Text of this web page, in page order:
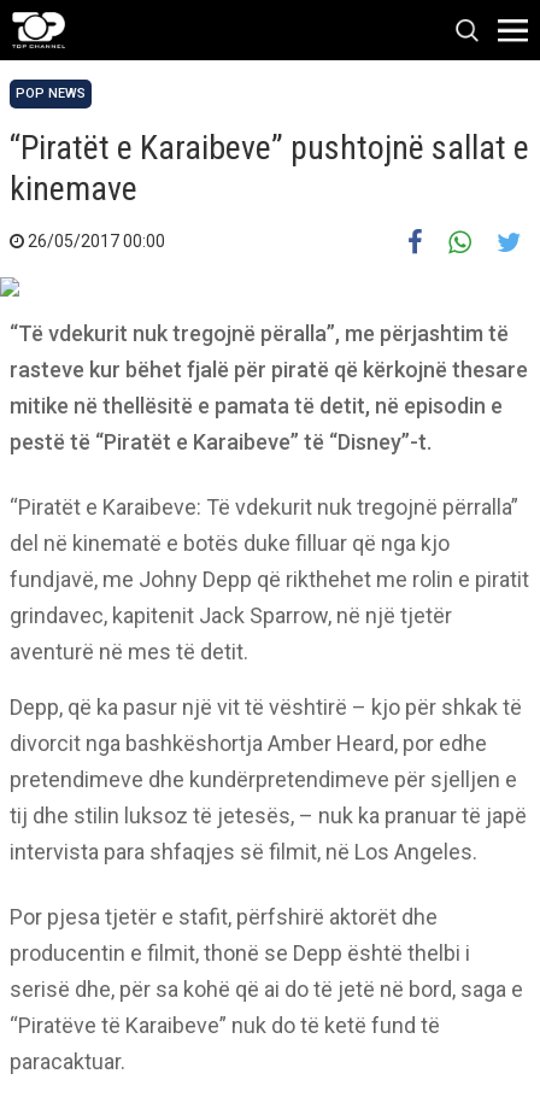
POP NEWS
“Piratët e Karaibeve” pushtojnë sallat e
kinemave
26/05/2017 00:00
“Të vdekurit nuk tregojnë përalla”, me përjashtim të
rasteve kur bëhet fjalë për piratë që kërkojnë thesare
mitike në thellësitë e pamata të detit, në episodin e
pestë të “Piratët e Karaibeve” të “Disney”-t.
“Piratët e Karaibeve: Të vdekurit nuk tregojnë përralla”
del në kinematë e botës duke filluar që nga kjo
fundjavë, me Johny Depp që rikthehet me rolin e piratit
grindavec, kapitenit Jack Sparrow, në një tjetër
aventurë në mes të detit.
Depp, që ka pasur një vit të vështirë – kjo për shkak të
divorcit nga bashkëshortja Amber Heard, por edhe
pretendimeve dhe kundërpretendimeve për sjelljen e
tij dhe stilin luksoz të jetesës, – nuk ka pranuar të japë
intervista para shfaqjes së filmit, në Los Angeles.
Por pjesa tjetër e stafit, përfshirë aktorët dhe
producentin e filmit, thonë se Depp është thelbi i
serisë dhe, për sa kohë që ai do të jetë në bord, saga e
“Piratëve të Karaibeve” nuk do të ketë fund të
paracaktuar.